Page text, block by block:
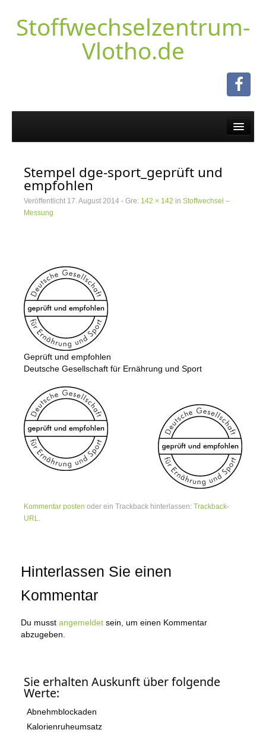
Stoffwechselzentrum-
Vlotho.de
Ablauf einer Stoffwechselmessung
Kunden Feedback BF
Kontakt
Impressum
Datenschutzerklärung
Anfahrt
Video
Nützliche Helfer
Gesundheit Tabellen und Rechner
Kalorientabelle
Stempel dge-sport_geprüft und
empfohlen
Veröffentlicht 17. August 2014 - Gre: 142 × 142 in Stoffwechsel –
Messung
Geprüft und empfohlen
Deutsche Gesellschaft für Ernährung und Sport
Kommentar posten oder ein Trackback hinterlassen: Trackback-
URL.
Hinterlassen Sie einen
Kommentar
Du musst angemeldet sein, um einen Kommentar
abzugeben.
Sie erhalten Auskunft über folgende
Werte:
Abnehmblockaden
Kalorienruheumsatz